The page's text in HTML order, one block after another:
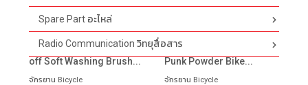
Spare Part อะไหล่
Radio Communication วิทยุสื่อสาร
แปรงทำความสะอาด Muc-
off Soft Washing Brush...
จักรยาน Bicycle
น้ำยาล้างชนิดซอง Muc-off
Punk Powder Bike...
จักรยาน Bicycle